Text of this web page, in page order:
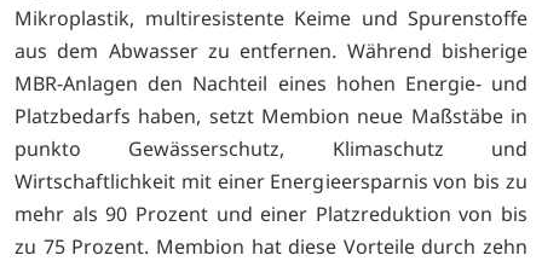
Mikroplastik, multiresistente Keime und Spurenstoffe
aus dem Abwasser zu entfernen. Während bisherige
MBR-Anlagen den Nachteil eines hohen Energie- und
Platzbedarfs haben, setzt Membion neue Maßstäbe in
punkto Gewässerschutz, Klimaschutz und
Wirtschaftlichkeit mit einer Energieersparnis von bis zu
mehr als 90 Prozent und einer Platzreduktion von bis
zu 75 Prozent. Membion hat diese Vorteile durch zehn